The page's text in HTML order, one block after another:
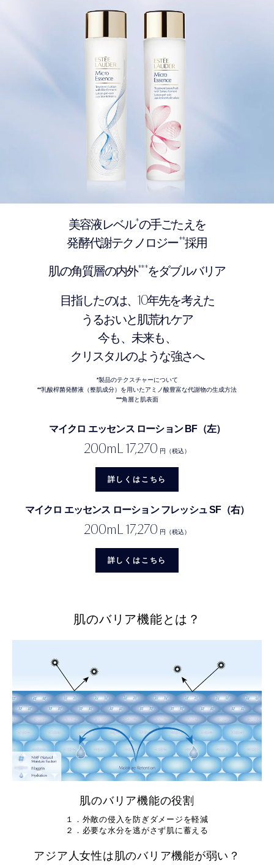
美容液レベル*の手ごたえを
発酵代謝テクノロジー**採用
肌の角質層の内外***をダブルバリア
目指したのは、10年先を考えた
うるおいと肌荒れケア
今も、未来も、
クリスタルのような強さへ
*製品のテクスチャーについて
**乳酸桿菌発酵液（整肌成分）を用いたアミノ酸豊富な代謝物の生成方法
***角層と肌表面
マイクロ エッセンス ローション BF（左）
200mL 17,270 円（税込）
詳しくはこちら
マイクロ エッセンス ローション フレッシュ SF（右）
200mL 17,270 円（税込）
詳しくはこちら
肌のバリア機能とは？
肌のバリア機能の役割
１．外敵の侵入を防ぎダメージを軽減
２．必要な水分を逃がさず肌に蓄える
アジア人女性は肌のバリア機能が弱い？